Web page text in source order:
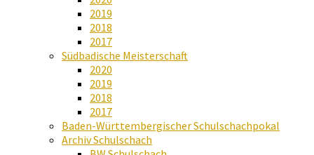
2019
2018
2017
Südbadische Meisterschaft
2020
2019
2018
2017
Baden-Württembergischer Schulschachpokal
Archiv Schulschach